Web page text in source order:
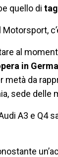
quello di
al
in
metà da
sede delle
A3 e Q4